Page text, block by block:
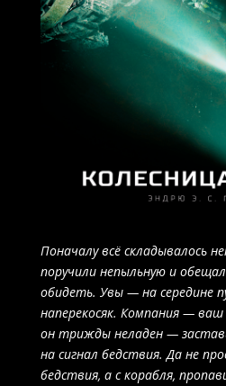
Поначалу всё складывалось
поручили непыльную и
обидеть. Увы — на середине
наперекосяк. Компания —
он трижды неладен —
на сигнал бедствия. Да не
бедствия, а с корабля,